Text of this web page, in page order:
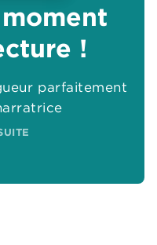
!
parfaitement